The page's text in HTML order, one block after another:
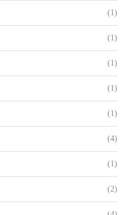
(1)
(1)
(1)
(1)
(1)
(4)
(1)
(2)